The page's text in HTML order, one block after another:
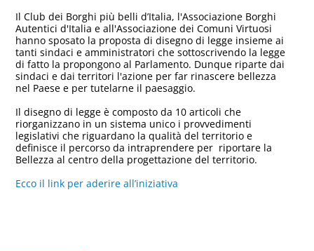
Il Club dei Borghi più belli d’Italia, l'Associazione Borghi
Autentici d'Italia e all'Associazione dei Comuni Virtuosi
hanno sposato la proposta di disegno di legge insieme ai
tanti sindaci e amministratori che sottoscrivendo la legge
di fatto la propongono al Parlamento. Dunque riparte dai
sindaci e dai territori l'azione per far rinascere bellezza
nel Paese e per tutelarne il paesaggio.
Il disegno di legge è composto da 10 articoli che
riorganizzano in un sistema unico i provvedimenti
legislativi che riguardano la qualità del territorio e
definisce il percorso da intraprendere per riportare la
Bellezza al centro della progettazione del territorio.
Ecco il link per aderire all’iniziativa